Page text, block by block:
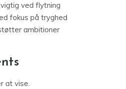
ved flytning
fokus på tryghed
ambitioner
at vise.